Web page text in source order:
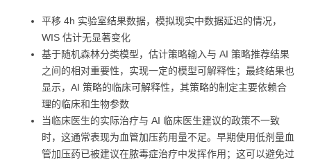
平移 4h 实验室结果数据，模拟现实中数据延迟的情况，
WIS 估计无显著变化
基于随机森林分类模型，估计策略输入与 AI 策略推荐结果
之间的相对重要性，实现一定的模型可解释性；最终结果也
显示，AI 策略的临床可解释性，其策略的制定主要依赖合
理的临床和生物参数
当临床医生的实际治疗与 AI 临床医生建议的政策不一致
时，这通常表现为血管加压药用量不足。早期使用低剂量血
管加压药已被建议在脓毒症治疗中发挥作用；这可以避免过